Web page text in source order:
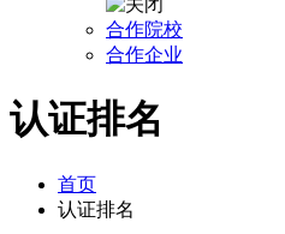
合作院校
合作企业
认证排名
首页
认证排名